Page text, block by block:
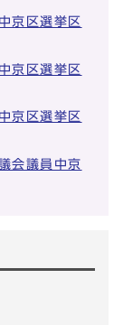
京区選挙区
京区選挙区
京区選挙区
会議員中京